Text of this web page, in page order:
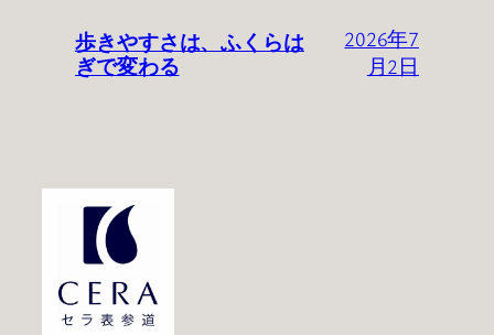
歩きやすさは、ふくらは
ぎで変わる
2026年7
月2日